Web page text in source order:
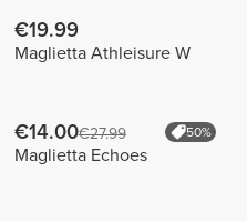
€19.99
Maglietta Athleisure W
€14.00€27.99 50%
Maglietta Echoes